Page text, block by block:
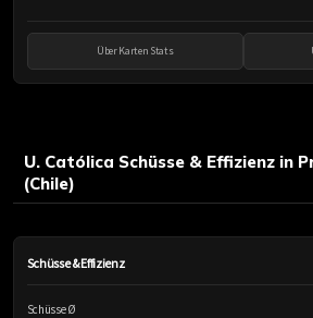
Über Karten Stats
U. Católica Schüsse & Effizienz in
(Chile)
Schüsse & Effizienz
Schüsse Ø